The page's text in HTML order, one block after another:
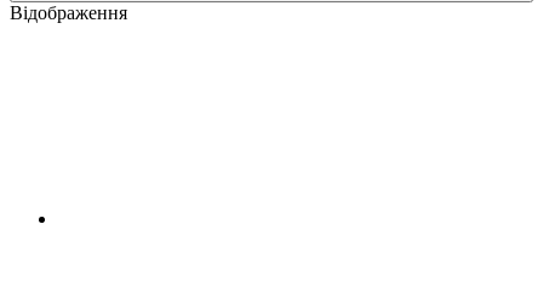
Відображення